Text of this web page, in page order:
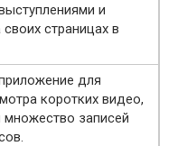
и
страницах в
для
коротких видео,
записей